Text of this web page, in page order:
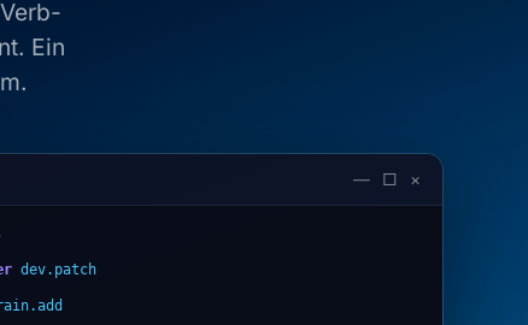
Ein
— □ ×
dev.patch